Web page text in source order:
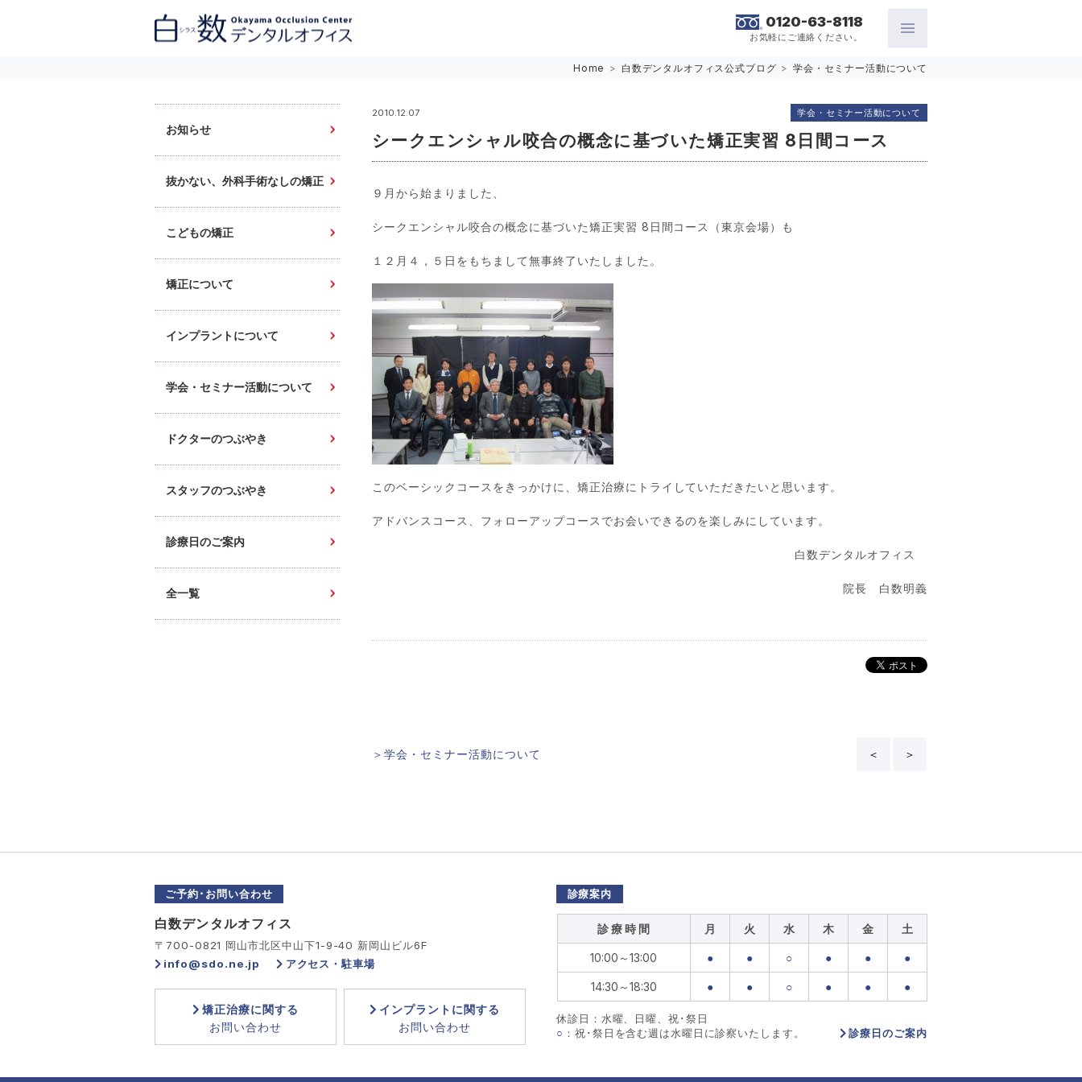
0120-63-8118
お気軽にご連絡ください。
Home > 白数デンタルオフィス公式ブログ > 学会・セミナー活動について
2010.12.07
シークエンシャル咬合の概念に基づいた矯正実習 8日間コース
学会・セミナー活動について
９月から始まりました、
シークエンシャル咬合の概念に基づいた矯正実習 8日間コース（東京会場）も
１２月４，５日をもちまして無事終了いたしました。
このベーシックコースをきっかけに、矯正治療にトライしていただきたいと思います。
アドバンスコース、フォローアップコースでお会いできるのを楽しみにしています。
白数デンタルオフィス
院長 白数明義
＞学会・セミナー活動について ＜ ＞
お知らせ
抜かない、外科手術なしの矯正
こどもの矯正
矯正について
インプラントについて
学会・セミナー活動について
ドクターのつぶやき
スタッフのつぶやき
診療日のご案内
全一覧
ご予約･お問い合わせ
白数デンタルオフィス
〒700-0821 岡山市北区中山下1-9-40 新岡山ビル6F
info@sdo.ne.jp
アクセス・駐車場
矯正治療に関する
お問い合わせ
インプラントに関する
お問い合わせ
診療案内
診 療 時 間 月 火 水 木 金 土
10:00～13:00 ● ● ○ ● ● ●
14:30～18:30 ● ● ○ ● ● ●
休診日：水曜、日曜、祝･祭日
○ ：祝･祭日を含む週は水曜日に診察いたします。 診療日のご案内